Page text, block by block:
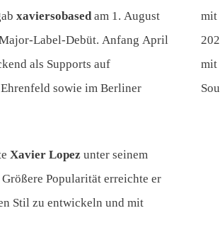
xaviersobasedam 1. August
Label-Debüt. Anfang April
als Supports auf
sowie im Berliner
Xavier Lopez unter seinem
Popularität erreichte er
Stil zu entwickeln und mit
mit
mit